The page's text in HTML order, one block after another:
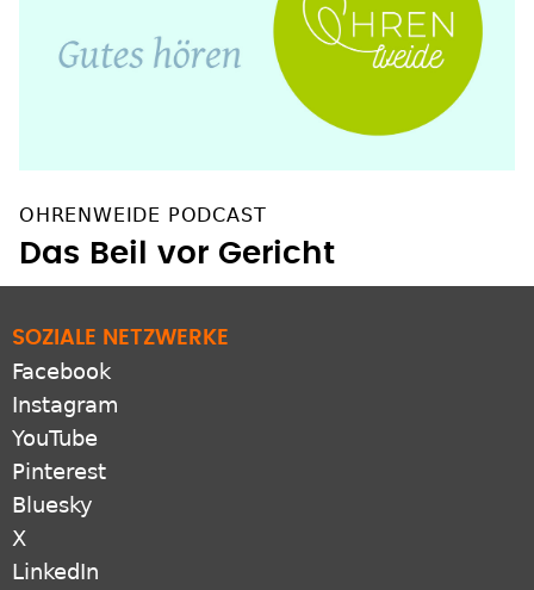
OHRENWEIDE PODCAST
Das Beil vor Gericht
SOZIALE NETZWERKE
Facebook
Instagram
YouTube
Pinterest
Bluesky
X
LinkedIn